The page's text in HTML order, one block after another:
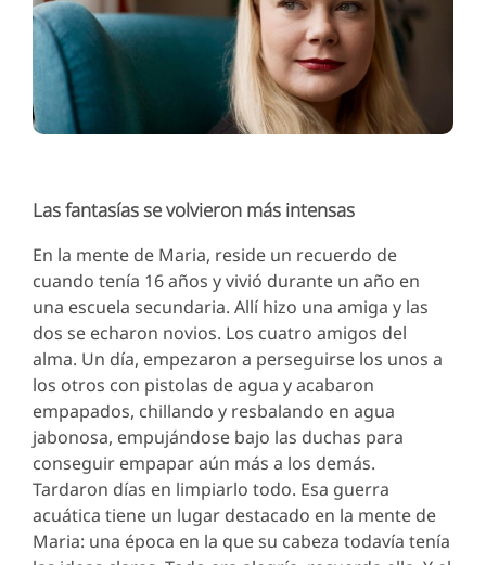
Las fantasías se volvieron más intensas
En la mente de Maria, reside un recuerdo de
cuando tenía 16 años y vivió durante un año en
una escuela secundaria. Allí hizo una amiga y las
dos se echaron novios. Los cuatro amigos del
alma. Un día, empezaron a perseguirse los unos a
los otros con pistolas de agua y acabaron
empapados, chillando y resbalando en agua
jabonosa, empujándose bajo las duchas para
conseguir empapar aún más a los demás.
Tardaron días en limpiarlo todo. Esa guerra
acuática tiene un lugar destacado en la mente de
Maria: una época en la que su cabeza todavía tenía